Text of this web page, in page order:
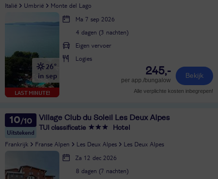
Italië Umbrië Monte del Lago
LAST MINUTE!
26°
in sep
Ma 7 sep 2026
4 dagen (3 nachten)
Eigen vervoer
Logies
245,-
per app./bungalow
Bekijk
Alle verplichte kosten inbegrepen!
10
Uitstekend
Village Club du Soleil Les Deux Alpes
TUI classificatie Hotel
Frankrijk Franse Alpen Les Deux Alpes Les Deux Alpes
Za 12 dec 2026
8 dagen (7 nachten)